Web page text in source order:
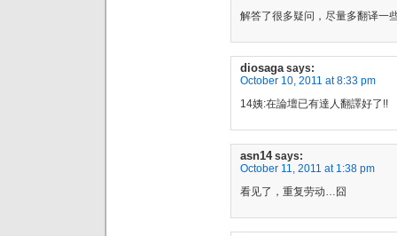
解答了很多疑问，尽量多翻译一
diosaga says:
October 10, 2011 at 8:33 pm
14姨:在論壇已有達人翻譯好了!!
asn14 says:
October 11, 2011 at 1:38 pm
看见了，重复劳动…囧